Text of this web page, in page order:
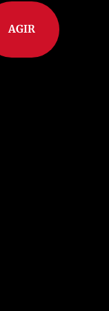
AGIR